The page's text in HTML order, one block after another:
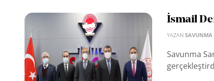
İsmail
YAZAN SAVUNMA
Savunma